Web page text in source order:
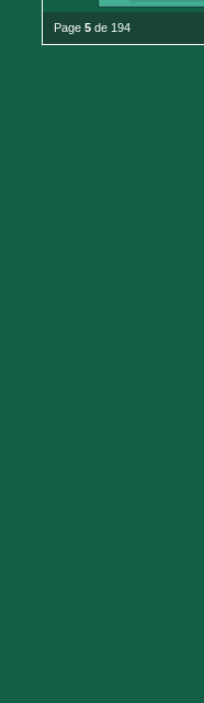
Page 5 de 194